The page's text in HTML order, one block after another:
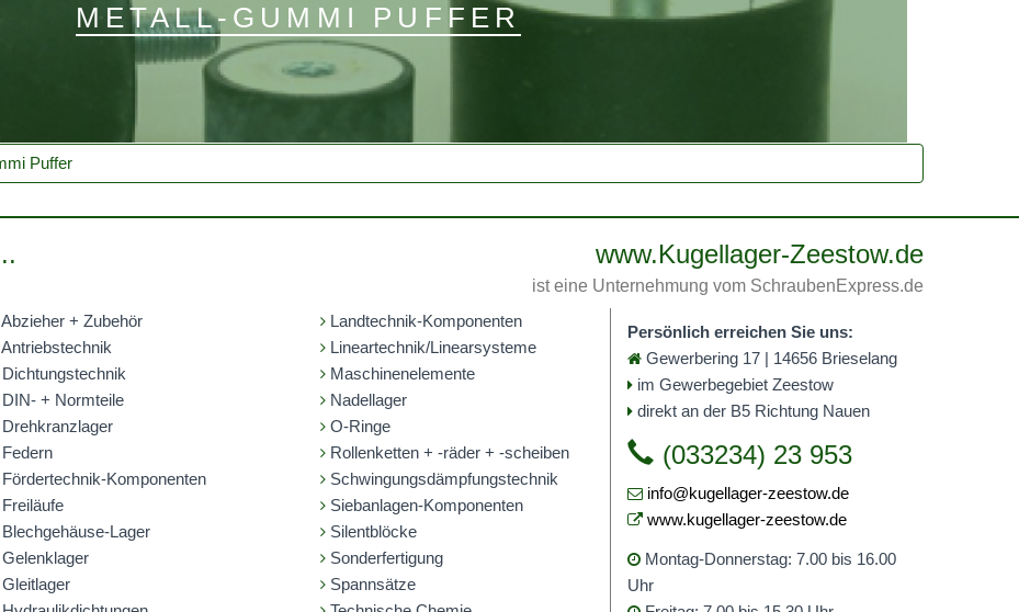
METALL-GUMMI PUFFER
Puffer
www.Kugellager-Zeestow.de
ist eine Unternehmung vom SchraubenExpress.de
Abzieher + Zubehör
Antriebstechnik
Dichtungstechnik
DIN- + Normteile
Drehkranzlager
Federn
Fördertechnik-Komponenten
Freiläufe
Blechgehäuse-Lager
Gelenklager
Gleitlager
Landtechnik-Komponenten
Lineartechnik/Linearsysteme
Maschinenelemente
Nadellager
O-Ringe
Rollenketten + -räder + -scheiben
Schwingungsdämpfungstechnik
Siebanlagen-Komponenten
Silentblöcke
Sonderfertigung
Spannsätze
Persönlich erreichen Sie uns:
Gewerbering 17 | 14656 Brieselang
im Gewerbegebiet Zeestow
direkt an der B5 Richtung Nauen
(033234) 23 953
info@kugellager-zeestow.de
www.kugellager-zeestow.de
Montag-Donnerstag: 7.00 bis 16.00
Uhr